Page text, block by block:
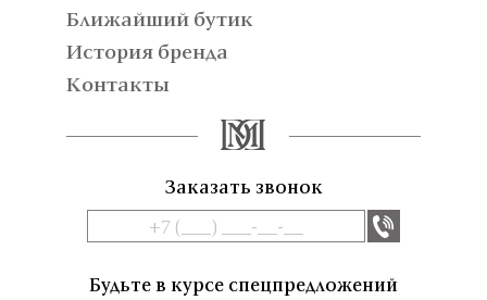
Ближайший бутик
История бренда
Контакты
Заказать звонок
Будьте в курсе спецпредложений